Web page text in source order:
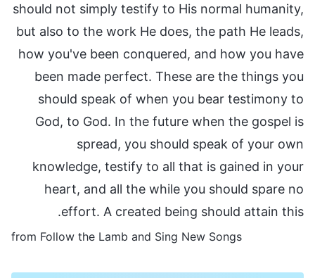
should not simply testify to His normal humanity,
but also to the work He does, the path He leads,
how you've been conquered, and how you have
been made perfect. These are the things you
should speak of when you bear testimony to
God, to God. In the future when the gospel is
spread, you should speak of your own
knowledge, testify to all that is gained in your
heart, and all the while you should spare no
effort. A created being should attain this.
from Follow the Lamb and Sing New Songs